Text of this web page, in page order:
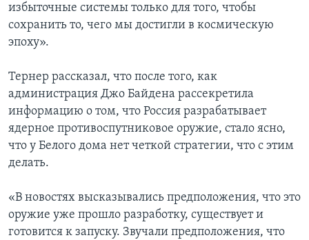
избыточные системы только для того, чтобы
сохранить то, чего мы достигли в космическую
эпоху».
Тернер рассказал, что после того, как
администрация Джо Байдена рассекретила
информацию о том, что Россия разрабатывает
ядерное противоспутниковое оружие, стало ясно,
что у Белого дома нет четкой стратегии, что с этим
делать.
«В новостях высказывались предположения, что это
оружие уже прошло разработку, существует и
готовится к запуску. Звучали предположения, что